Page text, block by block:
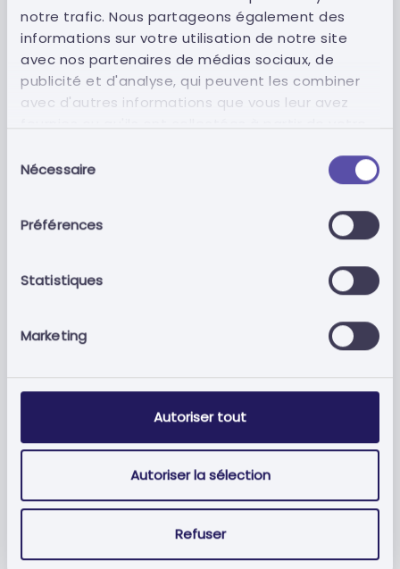
notre trafic. Nous partageons également des
informations sur votre utilisation de notre site
avec nos partenaires de médias sociaux, de
publicité et d'analyse, qui peuvent les combiner
avec d'autres informations que vous leur avez
duNécessaire
Préférences
Statistiques
Marketing
Autoriser tout
Autoriser la sélection
Refuser
Enregistrement sur les
Plateformes Électroniques
pour les Marchés Publics
enregistrement sécurisé sur les plateformes
Assurez la conformité légale des documents
Certificats Électroniques